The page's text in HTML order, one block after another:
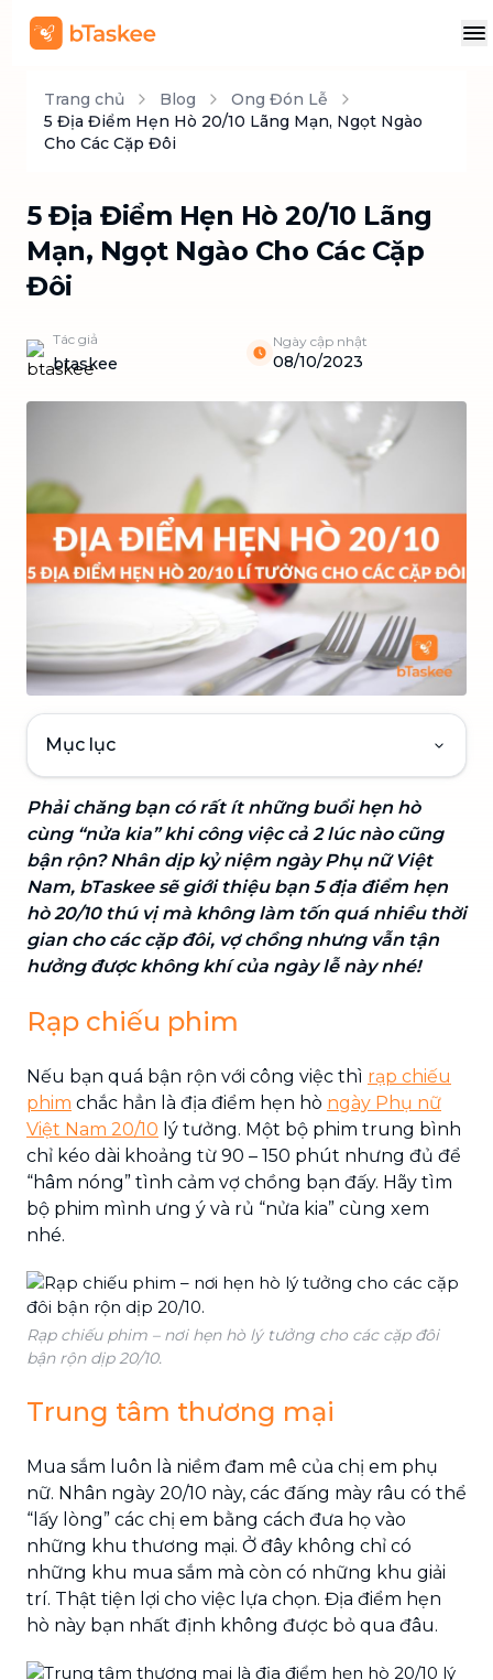
Trang chủ Blog
Ong Đón Lễ
5 Địa Điểm Hẹn Hò 20/10 Lãng Mạn, Ngọt Ngào
Cho Các Cặp Đôi
5 Địa Điểm Hẹn Hò 20/10 Lãng
Mạn, Ngọt Ngào Cho Các Cặp
Đôi
Tác giả
btaskee
Ngày cập nhật
08/10/2023
Mục lục
Phải chăng bạn có rất ít những buổi hẹn hò
cùng “nửa kia” khi công việc cả 2 lúc nào cũng
bận rộn? Nhân dịp kỷ niệm ngày Phụ nữ Việt
Nam, bTaskee sẽ giới thiệu bạn 5 địa điểm hẹn
hò 20/10 thú vị mà không làm tốn quá nhiều thời
gian cho các cặp đôi, vợ chồng nhưng vẫn tận
hưởng được không khí của ngày lễ này nhé!
Rạp chiếu phim
Nếu bạn quá bận rộn với công việc thì rạp chiếu
phim chắc hẳn là địa điểm hẹn hò ngày Phụ nữ
Việt Nam 20/10 lý tưởng. Một bộ phim trung bình
chỉ kéo dài khoảng từ 90 – 150 phút nhưng đủ để
“hâm nóng” tình cảm vợ chồng bạn đấy. Hãy tìm
bộ phim mình ưng ý và rủ “nửa kia” cùng xem
nhé.
Rạp chiếu phim – nơi hẹn hò lý tưởng cho các cặp đôi
bận rộn dịp 20/10.
Trung tâm thương mại
Mua sắm luôn là niềm đam mê của chị em phụ
nữ. Nhân ngày 20/10 này, các đấng mày râu có thể
“lấy lòng” các chị em bằng cách đưa họ vào
những khu thương mại. Ở đây không chỉ có
những khu mua sắm mà còn có những khu giải
trí. Thật tiện lợi cho việc lựa chọn. Địa điểm hẹn
hò này bạn nhất định không được bỏ qua đâu.